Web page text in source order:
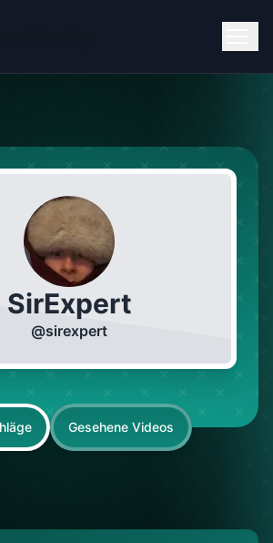
SirExpert
@sirexpert
Gesehene Videos